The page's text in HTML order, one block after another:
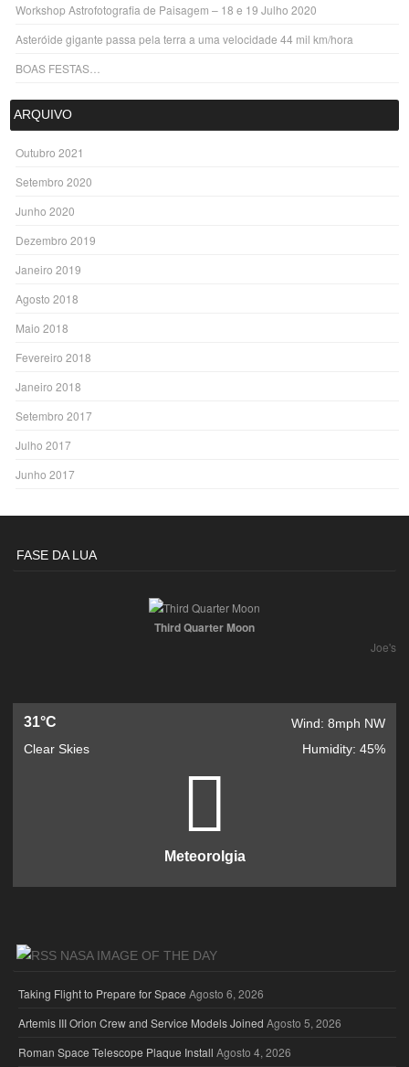
Workshop Astrofotografia de Paisagem – 18 e 19 Julho 2020
Asteróide gigante passa pela terra a uma velocidade 44 mil km/hora
BOAS FESTAS…
ARQUIVO
Outubro 2021
Setembro 2020
Junho 2020
Dezembro 2019
Janeiro 2019
Agosto 2018
Maio 2018
Fevereiro 2018
Janeiro 2018
Setembro 2017
Julho 2017
Junho 2017
FASE DA LUA
Third Quarter Moon
Joe's
31°C
Wind: 8mph NW
Clear Skies
Humidity: 45%
Meteorolgia
NASA IMAGE OF THE DAY
Taking Flight to Prepare for Space Agosto 6, 2026
Artemis III Orion Crew and Service Models Joined Agosto 5, 2026
Roman Space Telescope Plaque Install Agosto 4, 2026